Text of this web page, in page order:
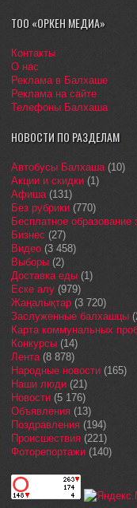
ТОО «ОРКЕН МЕДИА»
Контакты
О нас
Реклама в Балхаше
Реклама на сайте
Телефоны Балхаша
НОВОСТИ ПО РАЗДЕЛАМ
Автобусы Балхаша(10)
Акции и скидки (1)
Афиша(131)
Без рубрики (770)
Бесплатное образование
Бизнес (27)
Видео (3 458)
Выборы (2)
Доставка еды (1)
Еске алу (979)
Жаңалықтар (3 720)
Заслуженные балхашцы
Карта коммунальных
Конкурсы (14)
Лента(8 878)
Народные новости (165)
Наши люди (21)
Новости (5 176)
Объявления (13)
Поздравления (194)
Происшествия (221)
Фоторепортажи (140)